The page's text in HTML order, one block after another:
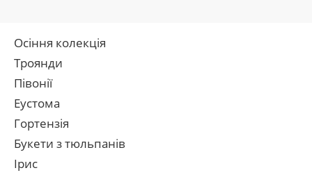
Осіння колекція
Троянди
Півонії
Еустома
Гортензія
Букети з тюльпанів
Ірис